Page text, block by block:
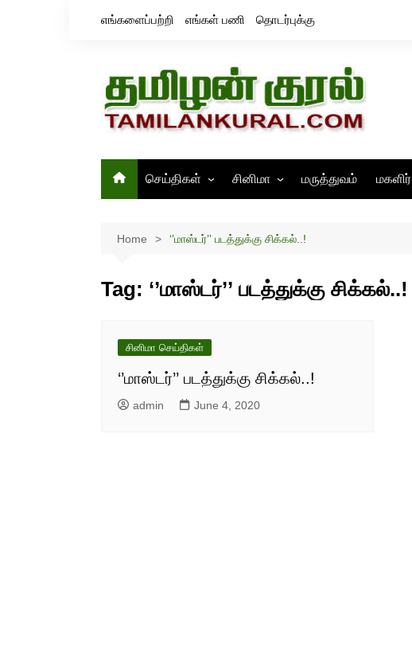
எங்களைப்பற்றி எங்கள் பணி தொடர்புக்கு
செய்திகள்
இந்தியா
சினிமா
திரைவிமர்சனம்
மருத்துவம் மகளிர்
Home ‘’மாஸ்டர்’’ படத்துக்கு சிக்கல்..!
Tag: ‘’மாஸ்டர்’’ படத்துக்கு சிக்கல்..!
சினிமா செய்திகள்
‘’மாஸ்டர்’’ படத்துக்கு சிக்கல்..!
admin June 4, 2020